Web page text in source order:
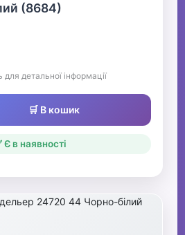
(8684)
для детальної інформації
🛒 В кошик
Є в наявності